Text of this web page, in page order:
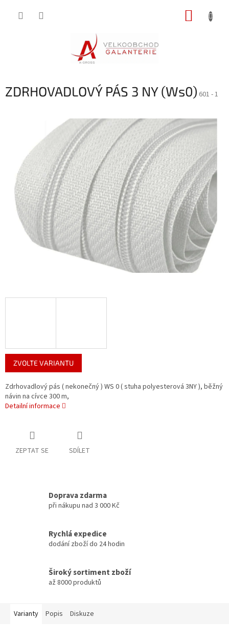
ZDRHOVADLOVÝ PÁS 3 NY (Ws0) 601 - 1
ZVOLTE VARIANTU
Zdrhovadlový pás ( nekonečný ) WS 0 ( stuha polyesterová 3NY ), běžný
návin na cívce 300 m,
Detailní informace
ZEPTAT SE SDÍLET
Doprava zdarma
při nákupu nad 3 000 Kč
Rychlá expedice
dodání zboží do 24 hodin
Široký sortiment zboží
až 8000 produktů
Varianty Popis Diskuze